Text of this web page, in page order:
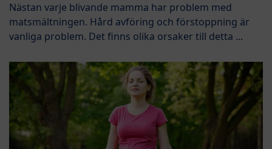
Nästan varje blivande mamma har problem med
matsmältningen. Hård avföring och förstoppning är
vanliga problem. Det finns olika orsaker till detta ...